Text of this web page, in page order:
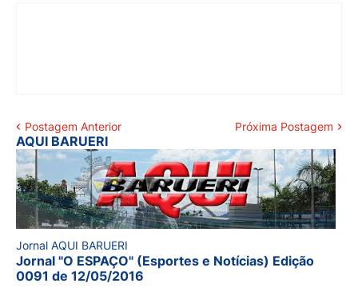
Postagem Anterior Próxima Postagem
AQUI BARUERI
Jornal AQUI BARUERI
Jornal "O ESPAÇO" (Esportes e Notícias) Edição
0091 de 12/05/2016